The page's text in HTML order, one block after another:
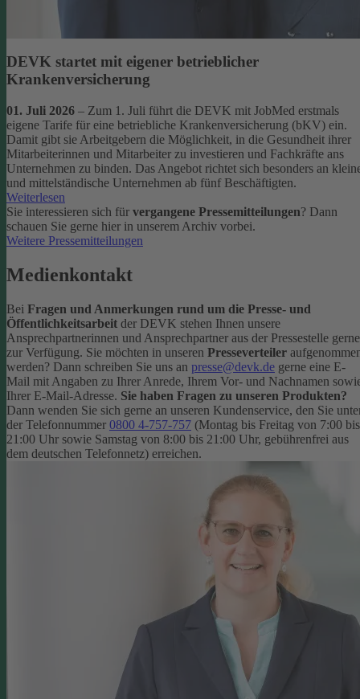
DEVK startet mit eigener betrieblicher
Krankenversicherung
01. Juli 2026 – Zum 1. Juli führt die DEVK mit JobMed erstmals
eigene Tarife für eine betriebliche Krankenversicherung (bKV) ein.
Damit gibt sie Arbeitgebern die Möglichkeit, in die Gesundheit ihrer
Mitarbeiterinnen und Mitarbeiter zu investieren und Fachkräfte ans
Unternehmen zu binden. Das Angebot richtet sich besonders an
und mittelständische Unternehmen ab fünf Beschäftigten.
Weiterlesen
Sie interessieren sich für vergangene Pressemitteilungen? Dann
schauen Sie gerne hier in unserem Archiv vorbei.
Weitere Pressemitteilungen
Medienkontakt
Bei Fragen und Anmerkungen rund um die Presse- und
Öffentlichkeitsarbeit der DEVK stehen Ihnen unsere
Ansprechpartnerinnen und Ansprechpartner aus der Pressestelle gerne
zur Verfügung. Sie möchten in unseren Presseverteiler
werden? Dann schreiben Sie uns an presse@devk.de gerne eine E-
Mail mit Angaben zu Ihrer Anrede, Ihrem Vor- und Nachnamen
Ihrer E-Mail-Adresse. Sie haben Fragen zu unseren Produkten?
Dann wenden Sie sich gerne an unseren Kundenservice, den Sie
der Telefonnummer 0800 4-757-757 (Montag bis Freitag von 7:00 bis
21:00 Uhr sowie Samstag von 8:00 bis 21:00 Uhr, gebührenfrei aus
dem deutschen Telefonnetz) erreichen.